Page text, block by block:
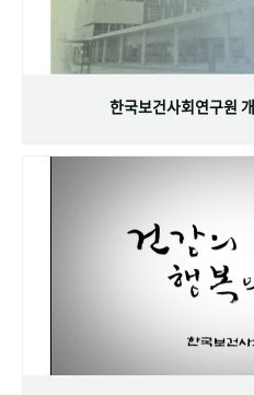
한국보건사회연구원